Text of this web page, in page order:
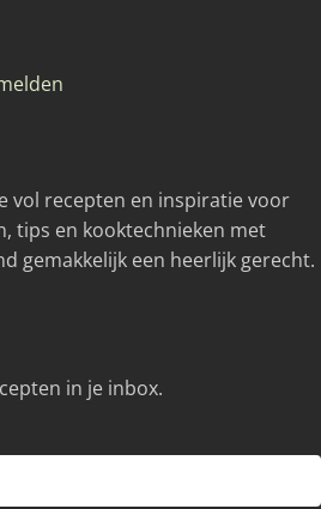
vol recepten en inspiratie voor
tips en kooktechnieken met
gemakkelijk een heerlijk gerecht.
in je inbox.